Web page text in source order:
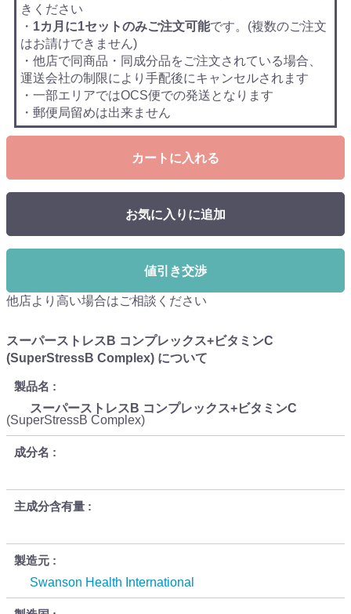
きください
・ 1カ月に1セットのみご注文可能です。(複数のご注文
はお請けできません)
・他店で同商品・同成分品をご注文されている場合、
運送会社の制限により手配後にキャンセルされます
・一部エリアではOCS便での発送となります
・郵便局留めは出来ません
カートに入れる
お気に入りに追加
値引き交渉
他店より高い場合はご相談ください
スーパーストレスB コンプレックス+ビタミンC
(SuperStressB Complex) について
製品名
スーパーストレスB コンプレックス+ビタミンC
(SuperStressB Complex)
成分名
主成分含有量
製造元
Swanson Health International